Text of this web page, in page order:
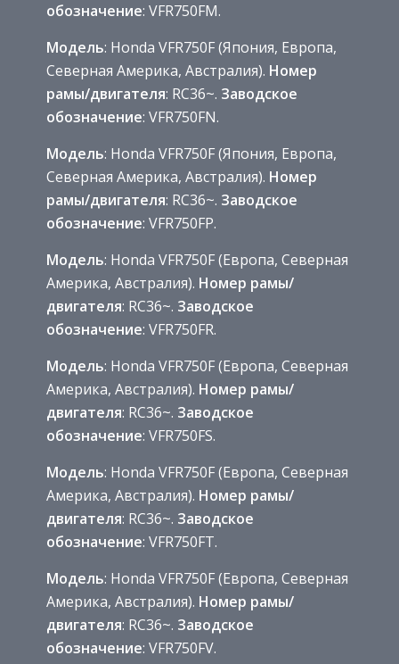
обозначение: VFR750FM.
Модель: Honda VFR750F (Япония, Европа,
Северная Америка, Австралия). Номер
рамы/двигателя: RC36~. Заводское
обозначение: VFR750FN.
Модель: Honda VFR750F (Япония, Европа,
Северная Америка, Австралия). Номер
рамы/двигателя: RC36~. Заводское
обозначение: VFR750FP.
Модель: Honda VFR750F (Европа, Северная
Америка, Австралия). Номер рамы/
двигателя: RC36~. Заводское
обозначение: VFR750FR.
Модель: Honda VFR750F (Европа, Северная
Америка, Австралия). Номер рамы/
двигателя: RC36~. Заводское
обозначение: VFR750FS.
Модель: Honda VFR750F (Европа, Северная
Америка, Австралия). Номер рамы/
двигателя: RC36~. Заводское
обозначение: VFR750FT.
Модель: Honda VFR750F (Европа, Северная
Америка, Австралия). Номер рамы/
двигателя: RC36~. Заводское
обозначение: VFR750FV.